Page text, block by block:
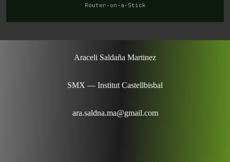
Router-on-a-Stick
Araceli Saldaña Martinez
SMX — Institut Castellbisbal
ara.saldna.ma@gmail.com